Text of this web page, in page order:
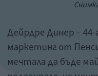
Дейрдре Динер –
маркетинг от
мечтала да бъде